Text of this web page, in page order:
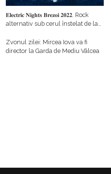
𝐄𝐥𝐞𝐜𝐭𝐫𝐢𝐜 𝐍𝐢𝐠𝐡𝐭𝐬 𝐁𝐫𝐞𝐳𝐨𝐢 𝟐𝟎𝟐𝟐. Rock
alternativ sub cerul înstelat de la
Zvonul zilei: Mircea Iova va fi
director la Garda de Mediu Vâlcea